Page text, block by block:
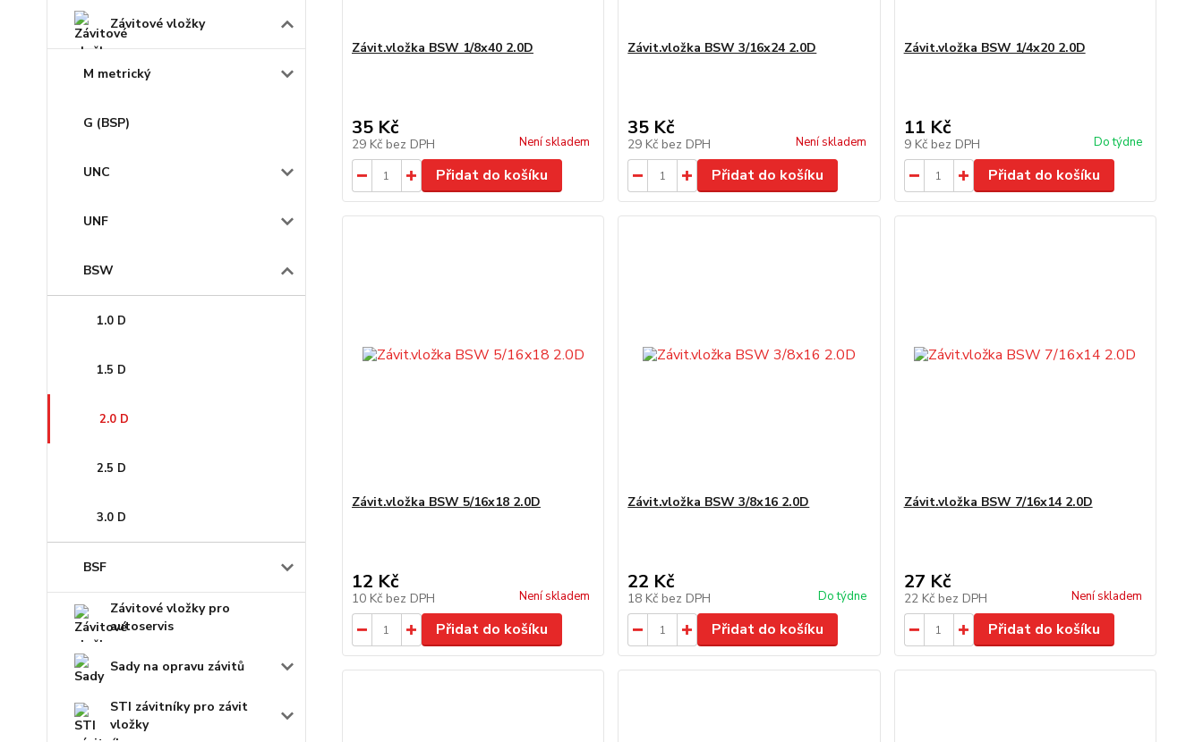
Závitové vložky
M metrický
G (BSP)
UNC
UNF
BSW
1.0 D
1.5 D
2.0 D
2.5 D
3.0 D
BSF
Závitové vložky pro
autoservis
Sady na opravu závitů
STI závitníky pro závit
vložky
Závit.vložka BSW 1/8x40 2.0D
35 Kč
29 Kč bez DPH Není skladem
Přidat do košíku
Závit.vložka BSW 3/16x24 2.0D
35 Kč
29 Kč bez DPH Není skladem
Přidat do košíku
Závit.vložka BSW 1/4x20 2.0D
11 Kč
9 Kč bez DPH Do týdne
Přidat do košíku
Závit.vložka BSW 5/16x18 2.0D
12 Kč
10 Kč bez DPH Není skladem
Přidat do košíku
Závit.vložka BSW 3/8x16 2.0D
22 Kč
18 Kč bez DPH Do týdne
Přidat do košíku
Závit.vložka BSW 7/16x14 2.0D
27 Kč
22 Kč bez DPH Není skladem
Přidat do košíku